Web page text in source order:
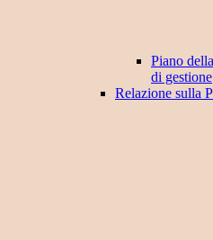
Piano
di gestione
Relazione sulla